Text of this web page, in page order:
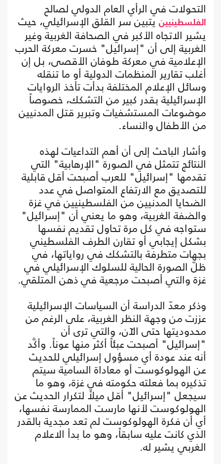
التحولات في الرأي العام الدولي لصالح
الفلسطينيين يتبين سر القلق الإسرائيلي، حيث
يشير الاتجاه الأكبر في الصحافة الغربية وغير
الغربية إلى أن "إسرائيل" خسرت معركة الحرب
الإعلامية في معركة طوفان الأقصى، بل إن
أغلب تقارير المنظمات الدولية أو ما تنقله
وسائل الإعلام المختلفة بدأت تأخذ الروايات
الإسرائيلية بقدر كبير من التشكك، خصوصاً
موضوعات المستشفيات وتبرير قتل المدنيين
من الأطفال والنساء.
وأشار الباحث إلى أن أهم التداعيات لهذه
النتائج تتمثل في الصورة "الإرهابية" التي
تقدمها "إسرائيل" للعرب أصبحت أقل قابلية
للتصديق مع الارتفاع المتواصل في عدد
الضحايا المدنيين من الفلسطينيين في غزة
والضفة الغربية، وهو ما يعني أن "إسرائيل"
ستواجه في كل مرة تحاول تقديم نفسها
بشكل إيجابي أو تقارن الطرف الفلسطيني
بجهات متطرفة بالتشكك في رواياتها، في
ظلّ الصورة الحالية للسلوك الإسرائيلي في
غزة والتي أصبحت مرجعية في ذهن المتلقي.
وذكر معدّ الدراسة أن السياسات الإسرائيلية
عززت من وجهة النظر الغربية، على الرغم من
محدوديتها حتى الآن، والتي ترى أن
"إسرائيل" أصبحت عبئاً أكثر منها عوناً. وأكَّد
أنه عند عودة أي مسؤول إسرائيلي للحديث
عن الهولوكوست أو معاداة السامية سيتم
تذكيره بما فعلته حكومته في غزة، وهو ما
سيجعل "إسرائيل" أقل ميلاً لتكرار الحديث عن
الهولوكوست لأنها مارست الممارسة نفسها،
أي أن فكرة الهولوكوست لم تعد مجدية بالقدر
الذي كانت عليه سابقاً، وهو ما بدأ الاعلام
الغربي يشير له.